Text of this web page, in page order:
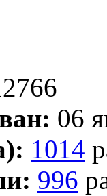
06
1014
996